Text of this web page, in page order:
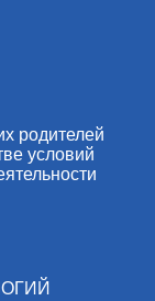
родителей
условий